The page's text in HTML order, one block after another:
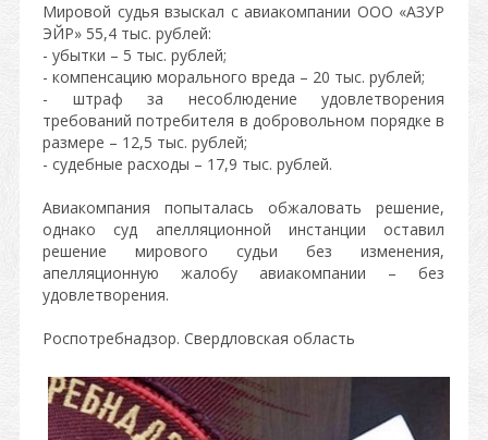
Мировой судья взыскал с авиакомпании ООО «АЗУР
ЭЙР» 55,4 тыс. рублей:
- убытки – 5 тыс. рублей;
- компенсацию морального вреда – 20 тыс. рублей;
- штраф за несоблюдение удовлетворения
требований потребителя в добровольном порядке в
размере – 12,5 тыс. рублей;
- судебные расходы – 17,9 тыс. рублей.
Авиакомпания попыталась обжаловать решение,
однако суд апелляционной инстанции оставил
решение мирового судьи без изменения,
апелляционную жалобу авиакомпании – без
удовлетворения.
Роспотребнадзор. Свердловская область